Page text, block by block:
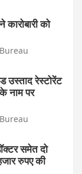
को
रेस्टोरेंट
नाम पर
समेत दो
रुपए की